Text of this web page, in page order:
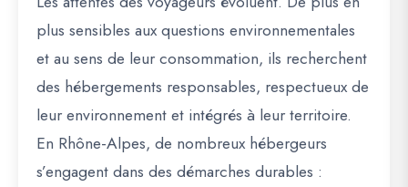
plus sensibles aux questions environnementales
et au sens de leur consommation, ils recherchent
des hébergements responsables, respectueux de
leur environnement et intégrés à leur territoire.
En Rhône-Alpes, de nombreux hébergeurs
s’engagent dans des démarches durables :